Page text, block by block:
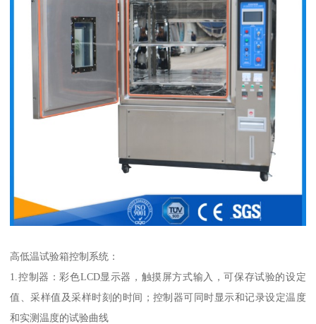
高低温试验箱控制系统：
1.控制器：彩色LCD显示器，触摸屏方式输入，可保存试验的设定
值、采样值及采样时刻的时间；控制器可同时显示和记录设定温度
和实测温度的试验曲线